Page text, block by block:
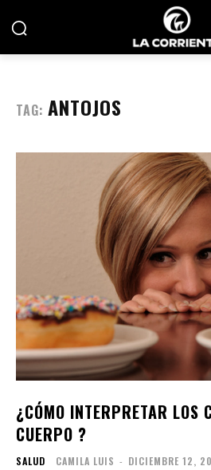
TAG: ANTOJOS
¿CÓMO INTERPRETAR LOS
CUERPO ?
SALUD CAMILA LUIS - DICIEMBRE 12,